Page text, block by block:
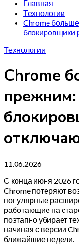
Главная
Технологии
Chrome
блокировщики
Технологии
Chrome
11.06.2026
С конца июня 2026
Chrome потеряют
популярные
работающие на
поэтапно убирает
начиная с версии
ближайшие недели.